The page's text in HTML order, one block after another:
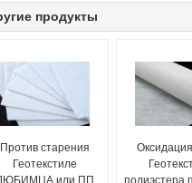
продукты
Против старения
Геотекстиле
или ПП
полиэстера